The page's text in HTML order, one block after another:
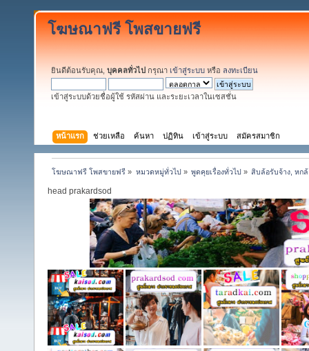
โฆษณาฟรี โพสขายฟรี
ยินดีต้อนรับคุณ, บุคคลทั่วไป กรุณา เข้าสู่ระบบ หรือ ลงทะเบียน
เข้าสู่ระบบด้วยชื่อผู้ใช้ รหัสผ่าน และระยะเวลาในเซสชั่น
หน้าแรก ช่วยเหลือ ค้นหา ปฏิทิน เข้าสู่ระบบ สมัครสมาชิก
โฆษณาฟรี โพสขายฟรี » หมวดหมู่ทั่วไป» พูดคุยเรื่องทั่วไป» สิบล้อรับจ้าง, หกล้
head prakardsod